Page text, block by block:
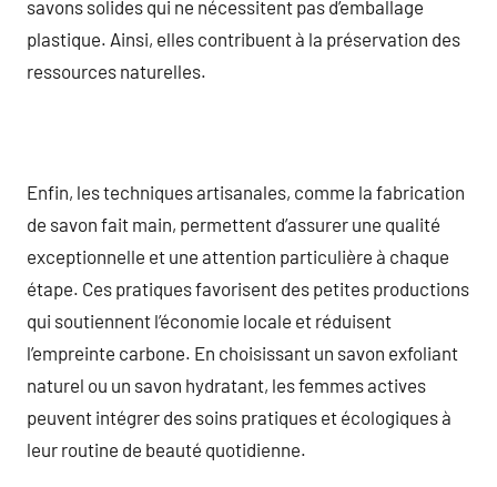
savons solides qui ne nécessitent pas d’emballage
plastique. Ainsi, elles contribuent à la préservation des
ressources naturelles.
Enfin, les techniques artisanales, comme la fabrication
de savon fait main, permettent d’assurer une qualité
exceptionnelle et une attention particulière à chaque
étape. Ces pratiques favorisent des petites productions
qui soutiennent l’économie locale et réduisent
l’empreinte carbone. En choisissant un savon exfoliant
naturel ou un savon hydratant, les femmes actives
peuvent intégrer des soins pratiques et écologiques à
leur routine de beauté quotidienne.